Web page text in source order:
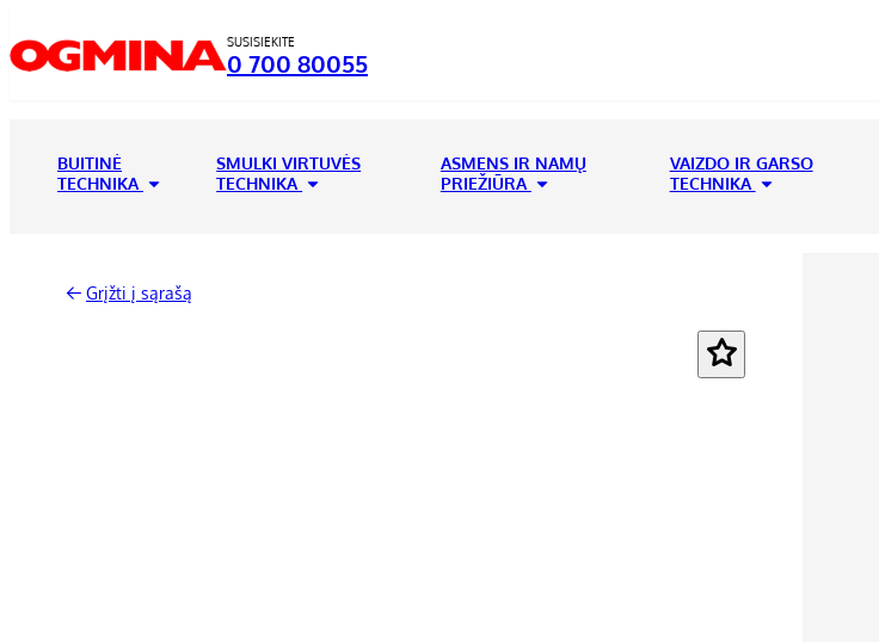
SUSISIEKITE
0 700 80055
BUITINĖ
TECHNIKA
SMULKI VIRTUVĖS
TECHNIKA
ASMENS IR NAMŲ
PRIEŽIŪRA
VAIZDO IR GARSO
TECHNIKA
Grįžti į sąrašą